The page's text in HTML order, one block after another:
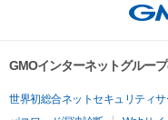
GMOインターネットグルー
世界初総合ネットセキュリティサ